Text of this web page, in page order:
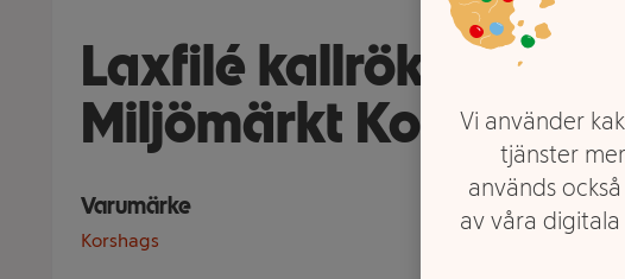
Laxfilé kallrökt skivad
Miljömärkt Korshags
Varumärke
Korshags
Vi använder
tjänster
används
av våra